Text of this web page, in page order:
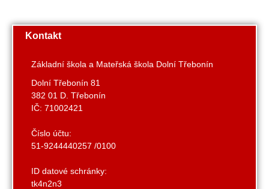
Kontakt
Základní škola a Mateřská škola Dolní Třebonín
Dolní Třebonín 81
382 01 D. Třebonín
IČ: 71002421
Číslo účtu:
51-9244440257 /0100
ID datové schránky:
tk4n2n3